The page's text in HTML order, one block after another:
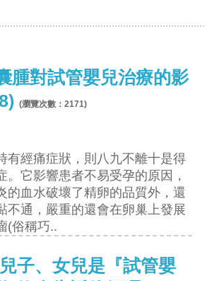
腫對試管嬰兒治療的影
(瀏覽次數：2171)
經痛症狀，則八九不離十是得
。它影響患者不易受孕的原因，
的血水破壞了精卵的品質外，還
不通，嚴重的還會在卵巢上發展
(俗稱巧..
子、女兒是『試管嬰